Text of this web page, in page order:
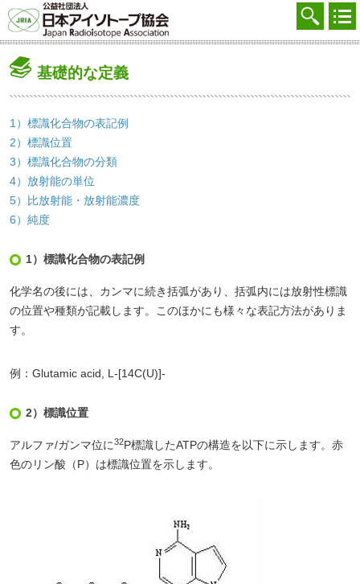
協会を知る
採用
お問合せ
基礎的な定義
1）標識化合物の表記例
2）標識位置
3）標識化合物の分類
4）放射能の単位
5）比放射能・放射能濃度
6）純度
1）標識化合物の表記例
化学名の後には、カンマに続き括弧があり、括弧内には放射性標識
の位置や種類が記載します。このほかにも様々な表記方法がありま
す。
例：Glutamic acid, L-[14C(U)]-
2）標識位置
アルファ/ガンマ位に32P標識したATPの構造を以下に示します。赤
色のリン酸（P）は標識位置を示します。